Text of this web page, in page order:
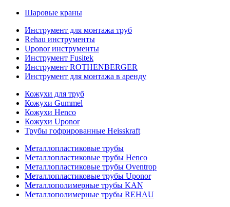
Шаровые краны
Инструмент для монтажа труб
Rehau инструменты
Uponor инструменты
Инструмент Fusitek
Инструмент ROTHENBERGER
Инструмент для монтажа в аренду
Кожухи для труб
Кожухи Gummel
Кожухи Henco
Кожухи Uponor
Трубы гофрированные Heisskraft
Металлопластиковые трубы
Металлопластиковые трубы Henco
Металлопластиковые трубы Oventrop
Металлопластиковые трубы Uponor
Металлополимерные трубы KAN
Металлополимерные трубы REHAU